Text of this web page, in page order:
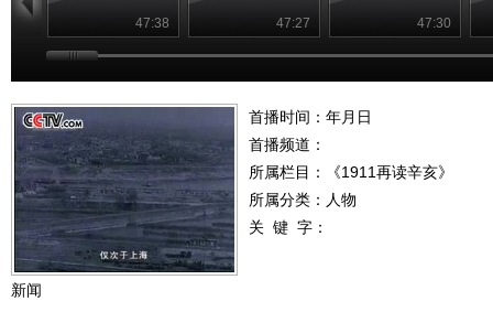
47:38 47:27 47:30
首播时间：年月日
首播频道：
所属栏目：
《1911再读辛亥》
所属分类：人物
关 键 字：
新闻